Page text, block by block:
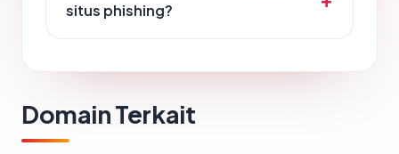
situs phishing?
Domain Terkait